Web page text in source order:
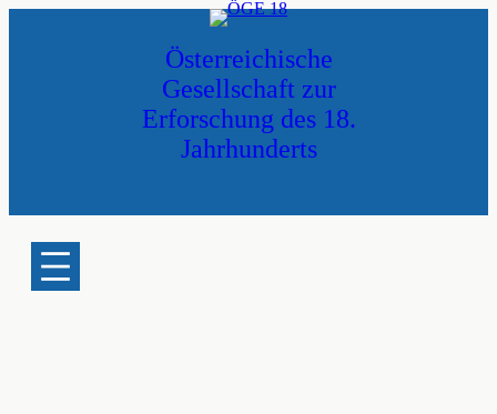
Österreichische
Gesellschaft zur
Erforschung des 18.
Jahrhunderts